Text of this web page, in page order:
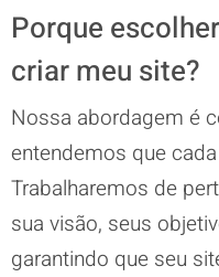
Porque
criar meu site?
Nossa abordagem é
entendemos que
Trabalharemos de
sua visão, seus
garantindo que seu